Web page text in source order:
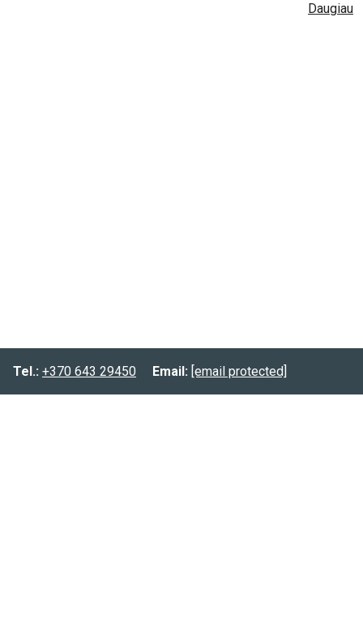
Daugiau
Informacija
Tel.: +370 643 29450 Email: [email protected]